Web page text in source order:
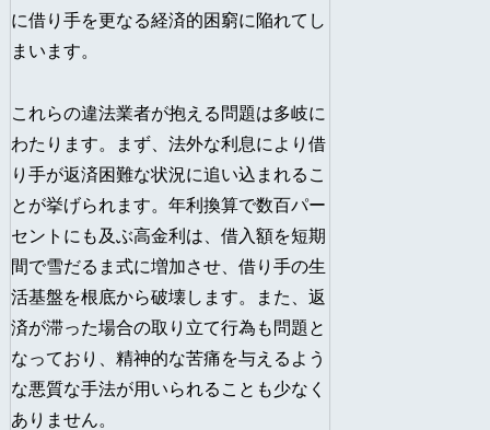
に借り手を更なる経済的困窮に陥れてし
まいます。
これらの違法業者が抱える問題は多岐に
わたります。まず、法外な利息により借
り手が返済困難な状況に追い込まれるこ
とが挙げられます。年利換算で数百パー
セントにも及ぶ高金利は、借入額を短期
間で雪だるま式に増加させ、借り手の生
活基盤を根底から破壊します。また、返
済が滞った場合の取り立て行為も問題と
なっており、精神的な苦痛を与えるよう
な悪質な手法が用いられることも少なく
ありません。